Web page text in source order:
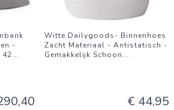
-
...
Witte Dailygoods- Binnenhoes
Zacht Materiaal - Antistatisch -
Gemakkelijk Schoon...
€ 44,95